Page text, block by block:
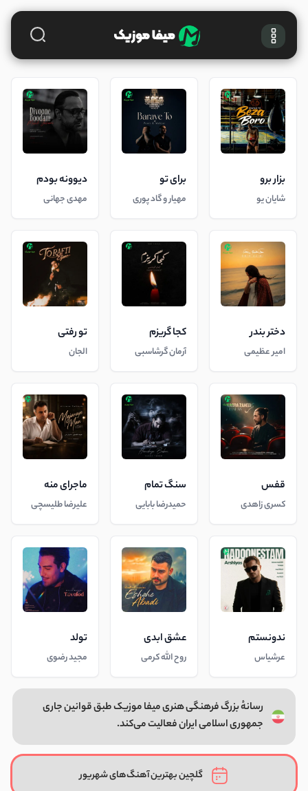
بزار برو
شایان یو
برای تو
مهیار و گاد پوری
دیوونه بودم
مهدی جهانی
دختر بندر
امیر عظیمی
کجا گریزم
آرمان گرشاسبی
تو رفتی
الجان
قفس
کسری زاهدی
سنگ تمام
حمیدرضا بابایی
ماجرای منه
علیرضا طلیسچی
ندونستم
عرشیاس
عشق ابدی
روح الله کرمی
تولد
مجید رضوی
رسانهٔ بزرگ فرهنگی هنری میفا موزیک طبق قوانین جاری
جمهوری اسلامی ایران فعالیت می‌کند.
گلچین بهترین آهنگ‌های شهریور